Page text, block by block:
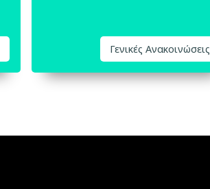
Γενικές Ανακοινώσεις